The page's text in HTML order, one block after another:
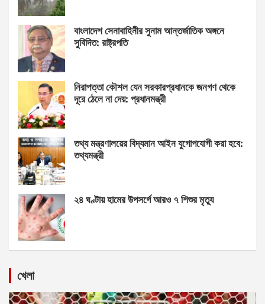
বাংলাদেশ সেনাবাহিনীর সুনাম আন্তর্জাতিক অঙ্গনে
সুবিদিত: রাষ্ট্রপতি
নিরাপত্তা কৌশল যেন সরকারপ্রধানকে জনগণ থেকে
দূরে ঠেলে না দেয়: প্রধানমন্ত্রী
তথ্য মন্ত্রণালয়ের বিদ্যমান আইন যুগোপযোগী করা হবে:
তথ্যমন্ত্রী
২৪ ঘণ্টায় হামের উপসর্গে আরও ৭ শিশুর মৃত্যু
খেলা